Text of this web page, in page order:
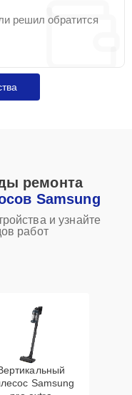
решил обратится
ремонта
Samsung
и узнайте
работ
Samsung